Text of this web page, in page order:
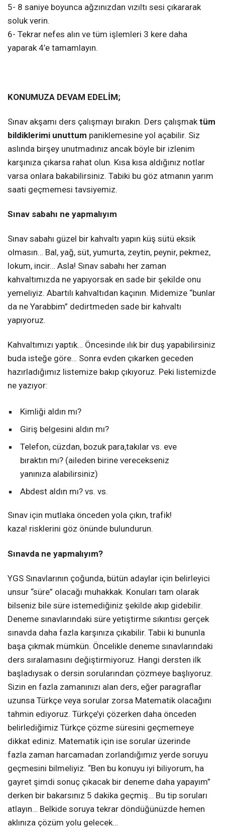
5- 8 saniye boyunca ağzınızdan vızıltı sesi çıkararak
soluk verin.
6- Tekrar nefes alın ve tüm işlemleri 3 kere daha
yaparak 4’e tamamlayın.
KONUMUZA DEVAM EDELİM;
Sınav akşamı ders çalışmayı bırakın. Ders çalışmaktüm
bildiklerimi unuttum paniklemesine yol açabilir. Siz
aslında birşey unutmadınız ancak böyle bir izlenim
karşınıza çıkarsa rahat olun. Kısa kısa aldığınız notlar
varsa onlara bakabilirsiniz. Tabiki bu göz atmanın yarım
saati geçmemesi tavsiyemiz.
Sınav sabahı ne yapmalıyım
Sınav sabahı güzel bir kahvaltı yapın küş sütü eksik
olmasın… Bal, yağ, süt, yumurta, zeytin, peynir, pekmez,
lokum, incir… Asla! Sınav sabahı her zaman
kahvaltımızda ne yapıyorsak en sade bir şekilde onu
yemeliyiz. Abartılı kahvaltıdan kaçının. Midemize “bunlar
da ne Yarabbim” dedirtmeden sade bir kahvaltı
yapıyoruz.
Kahvaltımızı yaptık… Öncesinde ılık bir duş yapabilirsiniz
buda isteğe göre… Sonra evden çıkarken geceden
hazırladığımız listemize bakıp çıkıyoruz. Peki listemizde
ne yazıyor:
Kimliği aldın mı?
Giriş belgesini aldın mı?
Telefon, cüzdan, bozuk para,takılar vs. eve
bıraktın mı? (aileden birine verecekseniz
yanınıza alabilirsiniz)
Abdest aldın mı? vs. vs.
Sınav için mutlaka önceden yola çıkın, trafik!
kaza! risklerini göz önünde bulundurun.
Sınavda ne yapmalıyım?
YGS Sınavlarının çoğunda, bütün adaylar için belirleyici
unsur “süre” olacağı muhakkak. Konuları tam olarak
bilseniz bile süre istemediğiniz şekilde akıp gidebilir.
Deneme sınavlarındaki süre yetiştirme sıkıntısı gerçek
sınavda daha fazla karşınıza çıkabilir. Tabii ki bununla
başa çıkmak mümkün. Öncelikle deneme sınavlarındaki
ders sıralamasını değiştirmiyoruz. Hangi dersten ilk
başladıysak o dersin sorularından çözmeye başlıyoruz.
Sizin en fazla zamanınızı alan ders, eğer paragraflar
uzunsa Türkçe veya sorular zorsa Matematik olacağını
tahmin ediyoruz. Türkçe’yi çözerken daha önceden
belirlediğimiz Türkçe çözme süresini geçmemeye
dikkat ediniz. Matematik için ise sorular üzerinde
fazla zaman harcamadan zorlandığımız yerde soruyu
geçmesini bilmeliyiz. “Ben bu konuyu iyi biliyorum, ha
gayret şimdi sonuç çıkacak bir deneme daha yapayım”
derken bir bakarsınız 5 dakika geçmiş… Bu tip soruları
atlayın… Belkide soruya tekrar döndüğünüzde hemen
aklınıza çözüm yolu gelecek…